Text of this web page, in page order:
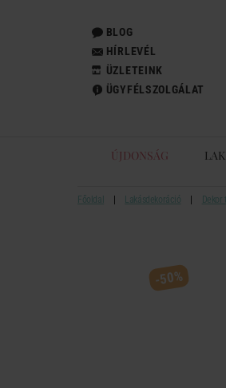
BLOG
HÍRLEVÉL
ÜZLETEINK
ÜGYFÉLSZOLGÁLAT
ÚJDONSÁG
Főoldal Lakásdekoráció Dekor
-50%